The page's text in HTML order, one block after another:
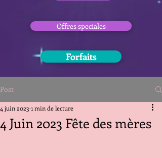
Offres speciales
Forfaits
Post
4 Juin 2023 Fête des mères
4 juin 2023 1 min de lecture